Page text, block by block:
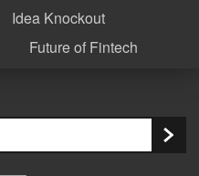
Idea Knockout
Future of Fintech